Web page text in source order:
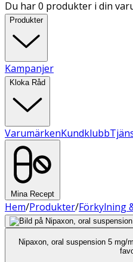
Du har 0 produkter i din
Produkter
Kampanjer
Kloka Råd
VarumärkenKundklubb
Mina Recept
Hem/Produkter/Förkylning
Nipaxon, oral suspension 5 mg/